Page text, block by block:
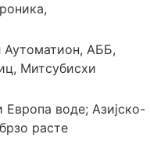
Аутоматион, АББ,
Митсубисхи
воде; Азијско-
расте